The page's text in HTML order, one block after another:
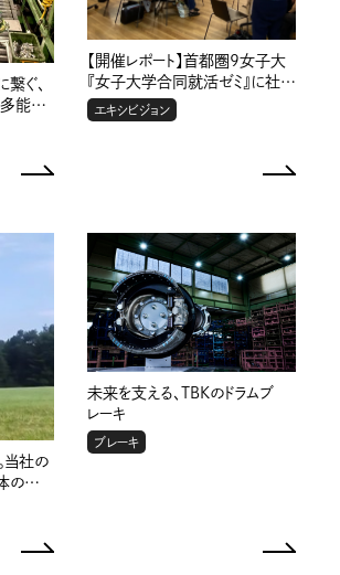
ぐ、
多能工
【開催レポート】首都圏9女子大
『女子大学合同就活ゼミ』に社員
有志が参加しました！
エキシビジョン
当社の
の女
未来を支える、TBKのドラムブ
レーキ
ブレーキ